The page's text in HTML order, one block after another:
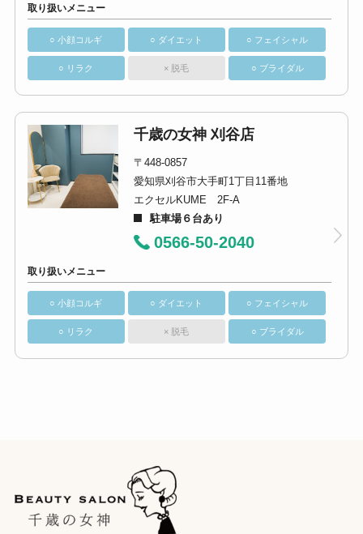
取り扱いメニュー
○ 小顔コルギ ○ ダイエット ○ フェイシャル
○ リラク × 脱毛 ○ ブライダル
千歳の女神 刈谷店
〒448-0857
愛知県刈谷市大手町1丁目11番地
エクセルKUME 2F-A
駐車場６台あり
0566-50-2040
取り扱いメニュー
○ 小顔コルギ ○ ダイエット ○ フェイシャル
○ リラク × 脱毛 ○ ブライダル